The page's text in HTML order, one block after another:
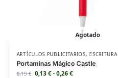
Agotado
ARTÍCULOS PUBLICITARIOS, ESCRITURA
Portaminas Mágico Castle
0,19€ 0,13€-0,26€